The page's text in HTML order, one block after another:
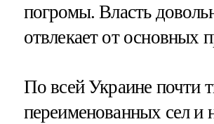
погромы. Власть
отвлекает от основных
По всей Украине почти
переименованных сел и